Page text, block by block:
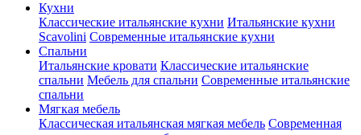
Кухни
Классические итальянские кухни Итальянские кухни
Scavolini Современные итальянские кухни
Спальни
Итальянские кровати Классические итальянские
спальни Мебель для спальни Современные итальянские
спальни
Мягкая мебель
Классическая итальянская мягкая мебель Современная